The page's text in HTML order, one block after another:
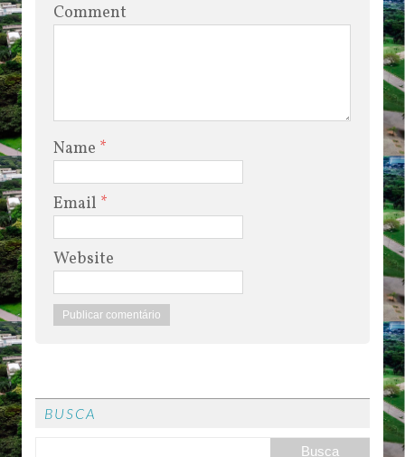
Comment
Name *
Email *
Website
BUSCA